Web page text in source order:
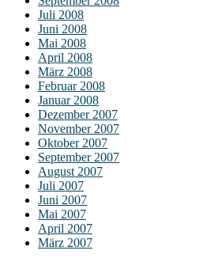
Juli 2008
Juni 2008
Mai 2008
April 2008
März 2008
Februar 2008
Januar 2008
Dezember 2007
November 2007
Oktober 2007
September 2007
August 2007
Juli 2007
Juni 2007
Mai 2007
April 2007
März 2007